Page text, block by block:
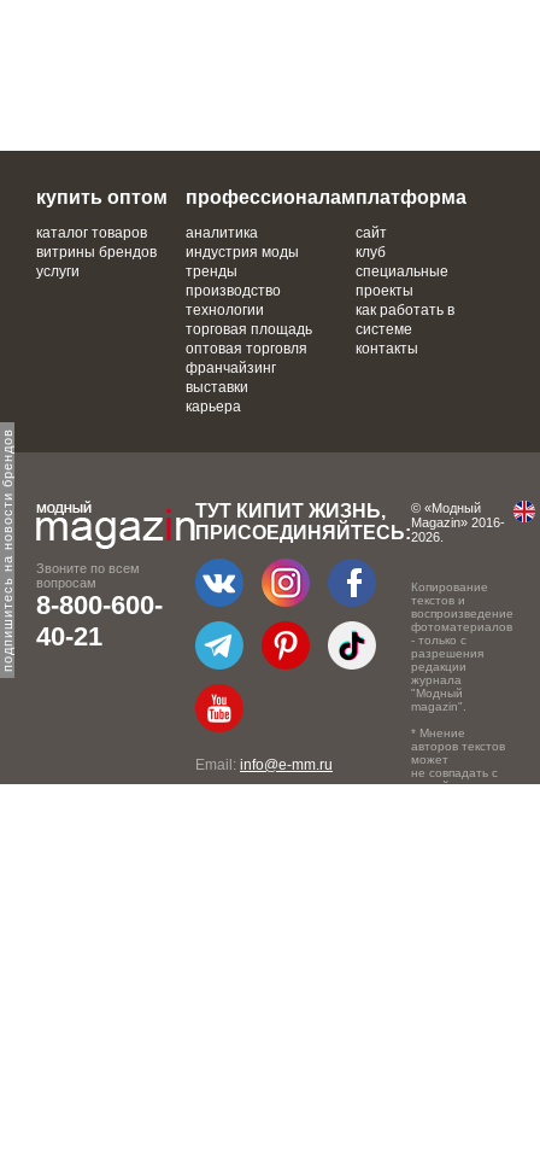
подпишитесь на новости брендов
купить оптом
каталог товаров
витрины брендов
услуги
профессионалам
аналитика
индустрия моды
тренды
производство
технологии
торговая площадь
оптовая торговля
франчайзинг
выставки
карьера
платформа
сайт
клуб
специальные
проекты
как работать в
системе
контакты
Звоните по всем
вопросам
8-800-600-
40-21
ТУТ КИПИТ ЖИЗНЬ,
ПРИСОЕДИНЯЙТЕСЬ:
Email: info@e-mm.ru
© «Модный
Magazin» 2016-
2026.
Копирование
текстов и
воспроизведение
фотоматериалов
- только с
разрешения
редакции
журнала
"Модный
magazin".
* Мнение
авторов текстов
может
не совпадать с
точкой зрения